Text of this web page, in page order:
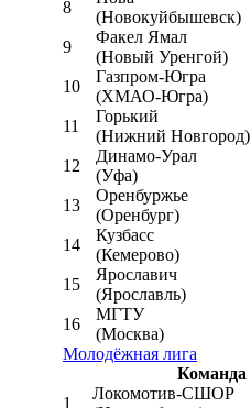
8
(Новокуйбышевск)
9
Факел Ямал
(Новый Уренгой)
10
Газпром-Югра
(ХМАО-Югра)
11
Горький
(Нижний Новгород)
12
Динамо-Урал
(Уфа)
13
Оренбуржье
(Оренбург)
14
Кузбасс
(Кемерово)
15
Ярославич
(Ярославль)
16
МГТУ
(Москва)
Молодёжная лига
Команда
1
Локомотив-CШОР